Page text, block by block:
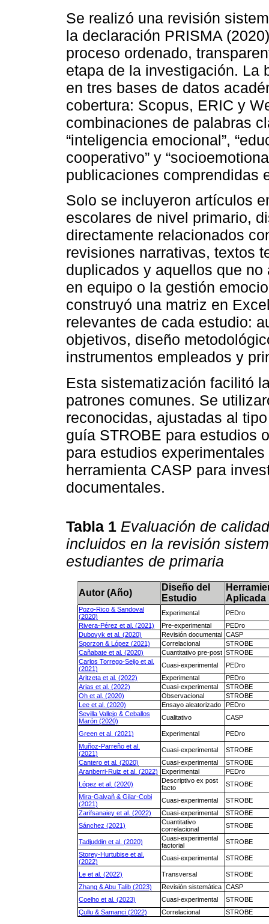
Se realizó una revisión
la declaración PRISMA
proceso ordenado,
etapa de la investigación. La
en tres bases de datos
cobertura: Scopus, ERIC y
combinaciones de palabras
“inteligencia emocional”,
cooperativo” y
publicaciones comprendidas
Solo se incluyeron artículos
escolares de nivel primario,
directamente relacionados
revisiones narrativas, textos
duplicados y aquellos que
en equipo o la gestión
construyó una matriz en
relevantes de cada estudio:
objetivos, diseño
instrumentos empleados y
Esta sistematización facilitó
patrones comunes. Se
reconocidas, ajustadas al
guía STROBE para estudios
para estudios
herramienta CASP para
documentales.
Tabla 1 Evaluación de
incluidos en la revisión
estudiantes de primaria
Autor (Año)
Diseño del
Estudio
Aplicada
Pozo-Rico & Sandoval
(2020)
Experimental
PEDro
Rivera-Pérez et al. (2021)
Pre-experimental
PEDro
Dubovyk et al. (2020)
Revisión documental CASP
Sporzon & López (2021)
Correlacional
STROBE
Cañabate et al. (2020)
Cuantitativo pre-post STROBE
Carlos Torrego-Seijo et al.
(2021)
Cuasi-experimental
PEDro
Aritzeta et al. (2022)
Experimental
PEDro
Arias et al. (2022)
Cuasi-experimental
STROBE
Oh et al. (2020)
Observacional
STROBE
Lee et al. (2020)
Ensayo aleatorizado
PEDro
Sevilla Vallejo & Ceballos
Marón (2020)
Cualitativo CASP
Green et al. (2021) Experimental
PEDro
Muñoz-Parreño et al.
(2021)
Cuasi-experimental
STROBE
Cantero et al. (2020)
Cuasi-experimental
STROBE
Aranberri-Ruiz et al. (2022) Experimental
PEDro
López et al. (2020)
Descriptivo ex post
facto
STROBE
Mira-Galvañ & Gilar-Cobi
(2021)
Cuasi-experimental
STROBE
Zarifsanaiey et al. (2022)
Cuasi-experimental
STROBE
Sánchez (2021)
Cuantitativo
correlacional
STROBE
Tadjuddin et al. (2020)
Cuasi-experimental
factorial
STROBE
Storey-Hurtubise et al.
(2022)
Cuasi-experimental STROBE
Le et al. (2022) Transversal
STROBE
Zhang & Abu Talib (2023)
Revisión sistemática CASP
Coelho et al. (2023)
Cuasi-experimental
STROBE
Çullu & Samanci (2022)
Correlacional STROBE